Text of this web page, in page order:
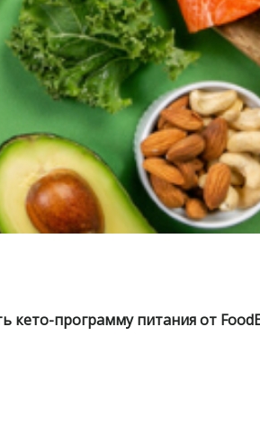
программу питания от